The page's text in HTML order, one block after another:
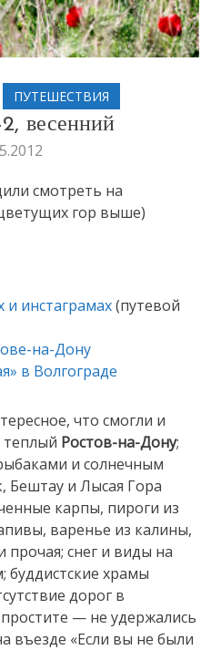
ПУТЕШЕСТВИЯ
весенний
смотреть на
гор выше)
и инстаграмах(путевой
на-Дону
в Волгограде
что смогли и
теплый Ростов-на-Дону;
и солнечным
и Лысая Гора
карпы, пироги из
варенье из калины,
прочая; снег и виды на
буддистские храмы
дорог в
— не удержались
въезде «Если вы не были